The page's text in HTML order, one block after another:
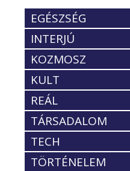
EGÉSZSÉG
INTERJÚ
KOZMOSZ
KULT
REÁL
TÁRSADALOM
TECH
TÖRTÉNELEM